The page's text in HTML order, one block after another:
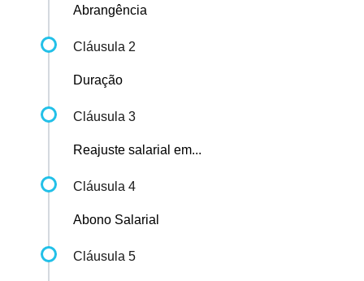
Abrangência
Cláusula 2
Duração
Cláusula 3
Reajuste salarial em...
Cláusula 4
Abono Salarial
Cláusula 5